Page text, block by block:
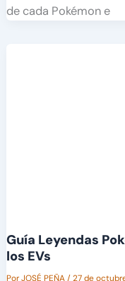
de cada Pokémon e
Guía Leyendas
los EVs
PorJOSÉ PEÑA/27 de